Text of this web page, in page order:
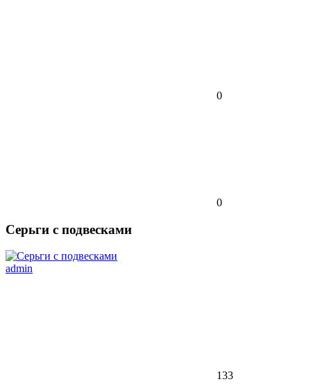
0
0
Серьги с подвесками
admin
133